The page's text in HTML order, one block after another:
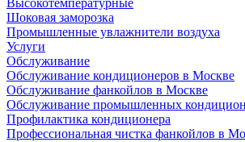
Высокотемпературные
Шоковая заморозка
Промышленные увлажнители воздуха
Услуги
Обслуживание
Обслуживание кондиционеров в Москве
Обслуживание фанкойлов в Москве
Обслуживание промышленных
Профилактика кондиционера
Профессиональная чистка фанкойлов в